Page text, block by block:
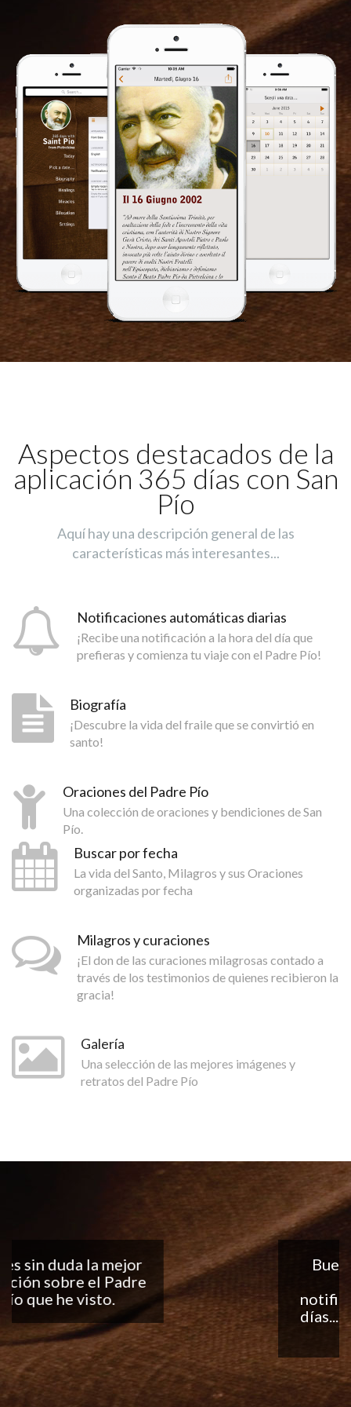
Aspectos destacados de la
aplicación 365 días con San
Pío
Aquí hay una descripción general de las
características más interesantes...
Notificaciones automáticas diarias
¡Recibe una notificación a la hora del día que
prefieras y comienza tu viaje con el Padre Pío!
Biografía
¡Descubre la vida del fraile que se convirtió en
santo!
Oraciones del Padre Pío
Una colección de oraciones y bendiciones de San
Pío.
Buscar por fecha
La vida del Santo, Milagros y sus Oraciones
organizadas por fecha
Milagros y curaciones
¡El don de las curaciones milagrosas contado a
través de los testimonios de quienes recibieron la
gracia!
Galería
Una selección de las mejores imágenes y
retratos del Padre Pío
Buena aplicación, me
encantan las
notificaciones todos los
días... ¡Sigan con el buen
trabajo!